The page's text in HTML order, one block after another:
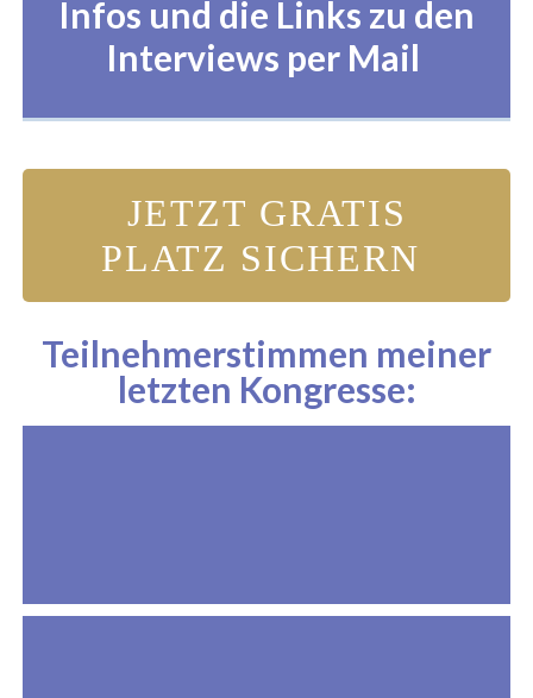
Infos und die Links zu den
Interviews per Mail
JETZT GRATIS
PLATZ SICHERN
Teilnehmerstimmen meiner
letzten Kongresse: